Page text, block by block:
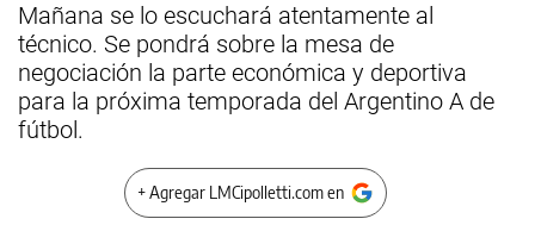
Mañana se lo escuchará atentamente al
técnico. Se pondrá sobre la mesa de
negociación la parte económica y deportiva
para la próxima temporada del Argentino A de
fútbol.
+ Agregar LMCipolletti.com en